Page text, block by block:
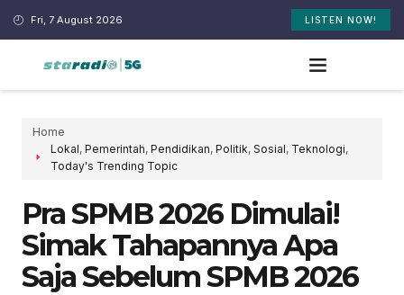
Fri, 7 August 2026 LISTEN NOW!
Home
Lokal, Pemerintah, Pendidikan, Politik, Sosial, Teknologi,
Today's Trending Topic
Pra SPMB 2026 Dimulai!
Simak Tahapannya Apa
Saja Sebelum SPMB 2026